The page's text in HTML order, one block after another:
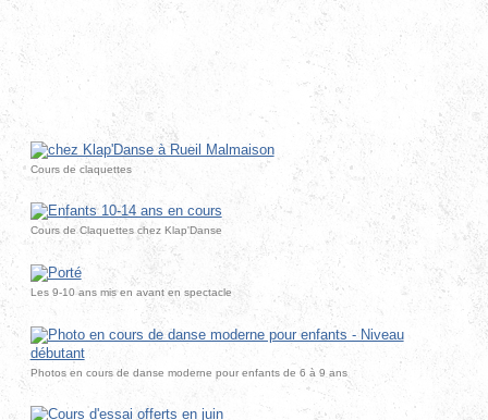
Cours de claquettes
Cours de Claquettes chez Klap'Danse
Les 9-10 ans mis en avant en spectacle
Photos en cours de danse moderne pour enfants de 6 à 9 ans